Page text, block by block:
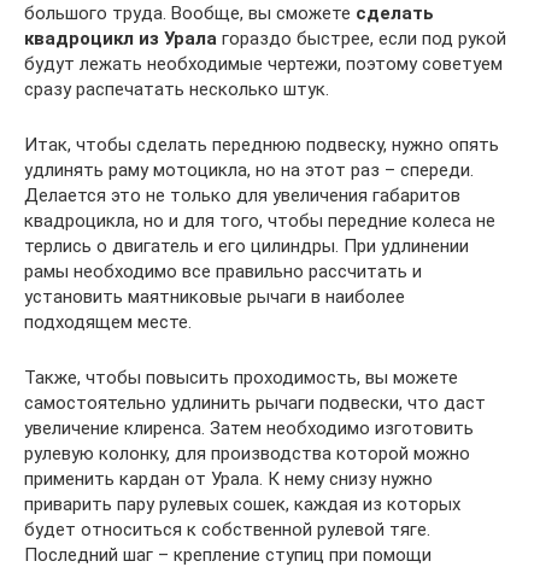
большого труда. Вообще, вы сможете сделать
квадроцикл из Урала гораздо быстрее, если под рукой
будут лежать необходимые чертежи, поэтому советуем
сразу распечатать несколько штук.
Итак, чтобы сделать переднюю подвеску, нужно опять
удлинять раму мотоцикла, но на этот раз – спереди.
Делается это не только для увеличения габаритов
квадроцикла, но и для того, чтобы передние колеса не
терлись о двигатель и его цилиндры. При удлинении
рамы необходимо все правильно рассчитать и
установить маятниковые рычаги в наиболее
подходящем месте.
Также, чтобы повысить проходимость, вы можете
самостоятельно удлинить рычаги подвески, что даст
увеличение клиренса. Затем необходимо изготовить
рулевую колонку, для производства которой можно
применить кардан от Урала. К нему снизу нужно
приварить пару рулевых сошек, каждая из которых
будет относиться к собственной рулевой тяге.
Последний шаг – крепление ступиц при помощи